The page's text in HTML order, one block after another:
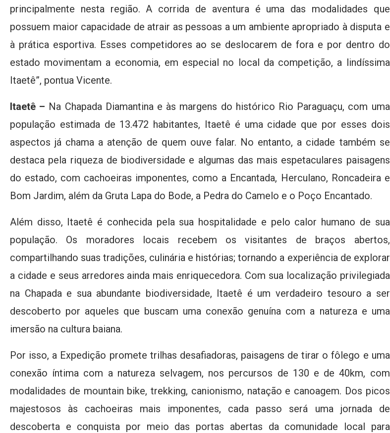
principalmente nesta região. A corrida de aventura é uma das modalidades que
possuem maior capacidade de atrair as pessoas a um ambiente apropriado à disputa e
à prática esportiva. Esses competidores ao se deslocarem de fora e por dentro do
estado movimentam a economia, em especial no local da competição, a lindíssima
Itaetê”, pontua Vicente.
Itaetê – Na Chapada Diamantina e às margens do histórico Rio Paraguaçu, com uma
população estimada de 13.472 habitantes, Itaetê é uma cidade que por esses dois
aspectos já chama a atenção de quem ouve falar. No entanto, a cidade também se
destaca pela riqueza de biodiversidade e algumas das mais espetaculares paisagens
do estado, com cachoeiras imponentes, como a Encantada, Herculano, Roncadeira e
Bom Jardim, além da Gruta Lapa do Bode, a Pedra do Camelo e o Poço Encantado.
Além disso, Itaetê é conhecida pela sua hospitalidade e pelo calor humano de sua
população. Os moradores locais recebem os visitantes de braços abertos,
compartilhando suas tradições, culinária e histórias; tornando a experiência de explorar
a cidade e seus arredores ainda mais enriquecedora. Com sua localização privilegiada
na Chapada e sua abundante biodiversidade, Itaetê é um verdadeiro tesouro a ser
descoberto por aqueles que buscam uma conexão genuína com a natureza e uma
imersão na cultura baiana.
Por isso, a Expedição promete trilhas desafiadoras, paisagens de tirar o fôlego e uma
conexão íntima com a natureza selvagem, nos percursos de 130 e de 40km, com
modalidades de mountain bike, trekking, canionismo, natação e canoagem. Dos picos
majestosos às cachoeiras mais imponentes, cada passo será uma jornada de
descoberta e conquista por meio das portas abertas da comunidade local para